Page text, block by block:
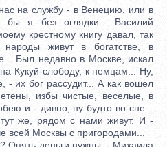
на службу - в Венецию, или в
я без оглядки... Василий
крестному книгу давал, так
живут в богатстве, в
Был недавно в Москве, искал
Кукуй-слободу, к немцам... Ну,
- их бог рассудит... А как вошел
избы чистые, веселые, в
и - дивно, ну будто во сне...
же, рядом с нами живут. И -
всей Москвы с пригородами...
Опять деньги нужны, - Михаила